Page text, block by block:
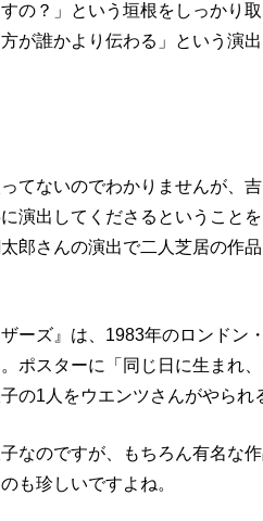
の？」という垣根をしっかり
が誰かより伝わる」という演
てないのでわかりませんが、
演出してくださるということ
郎さんの演出で二人芝居の作
ーズ』は、1983年のロンドン
ポスターに「同じ日に生まれ
の1人をウエンツさんがやられ
なのですが、もちろん有名な
も珍しいですよね。